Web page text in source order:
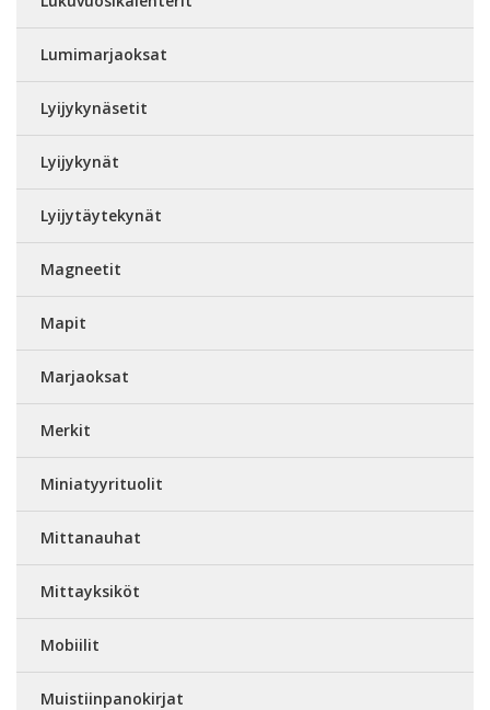
Lumimarjaoksat
Lyijykynäsetit
Lyijykynät
Lyijytäytekynät
Magneetit
Mapit
Marjaoksat
Merkit
Miniatyyrituolit
Mittanauhat
Mittayksiköt
Mobiilit
Muistiinpanokirjat